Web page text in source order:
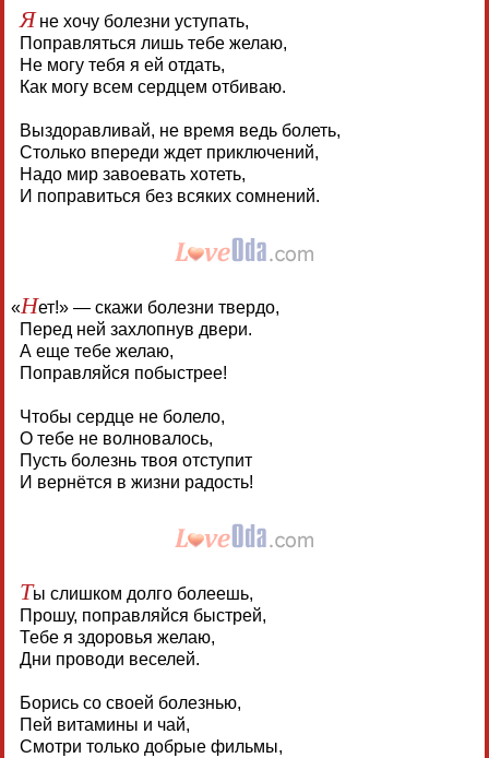
Яне хочу болезни уступать,
Поправляться лишь тебе желаю,
Не могу тебя я ей отдать,
Как могу всем сердцем отбиваю.
Выздоравливай, не время ведь болеть,
Столько впереди ждет приключений,
Надо мир завоевать хотеть,
И поправиться без всяких сомнений.
«Нет!» — скажи болезни твердо,
Перед ней захлопнув двери.
А еще тебе желаю,
Поправляйся побыстрее!
Чтобы сердце не болело,
О тебе не волновалось,
Пусть болезнь твоя отступит
И вернётся в жизни радость!
Ты слишком долго болеешь,
Прошу, поправляйся быстрей,
Тебе я здоровья желаю,
Дни проводи веселей.
Борись со своей болезнью,
Пей витамины и чай,
Смотри только добрые фильмы,